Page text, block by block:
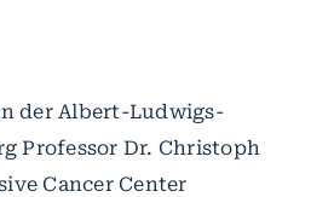
der Albert-Ludwigs-
Professor Dr. Christoph
Cancer Center